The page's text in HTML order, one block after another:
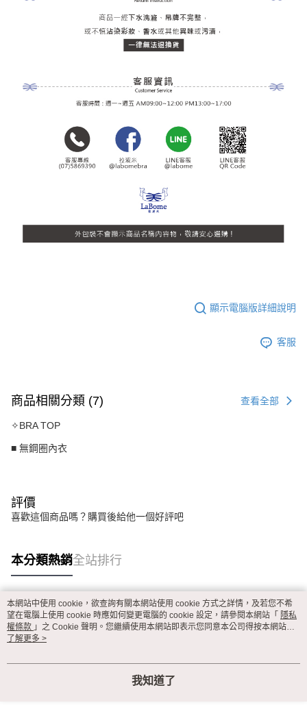
顯示電腦版詳細說明
客服
商品相關分類 (7) 查看全部
✧BRA TOP
■ 無鋼圈內衣
評價
喜歡這個商品嗎？購買後給他一個好評吧
本分類熱銷全站排行
熱門標籤
本網站中使用 cookie，欲查詢有關本網站使用 cookie 方式之詳情，及若您不希
望在電腦上使用 cookie 時應如何變更電腦的 cookie 設定，請參閱本網站「 隱私
權條款 」之 Cookie 聲明。您繼續使用本網站即表示您同意本公司得按本網站使
用條款之 Cookie 聲明使用 cookie。
了解更多 >
我知道了